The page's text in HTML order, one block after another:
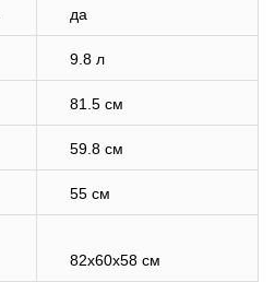
да
9.8 л
81.5 см
59.8 см
55 см
82x60x58 см